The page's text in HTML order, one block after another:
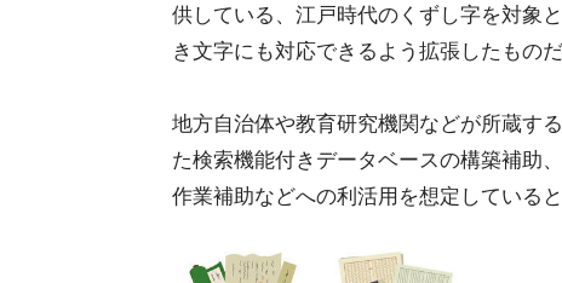
供している、江戸時代のくずし字を対象
き文字にも対応できるよう拡張したものだ
地方自治体や教育研究機関などが所蔵す
た検索機能付きデータベースの構築補助
作業補助などへの利活用を想定していると